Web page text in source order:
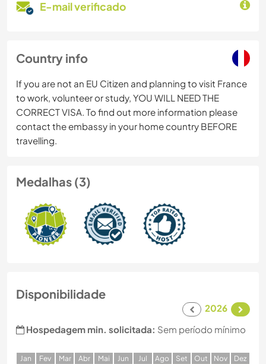
E-mail verificado
Country info
If you are not an EU Citizen and planning to visit France
to work, volunteer or study, YOU WILL NEED THE
CORRECT VISA. To find out more information please
contact the embassy in your home country BEFORE
travelling.
Medalhas (3)
Disponibilidade
2026
Hospedagem min. solicitada: Sem período mínimo
Jan Fev Mar Abr Mai Jun Jul Ago Set Out Nov Dez